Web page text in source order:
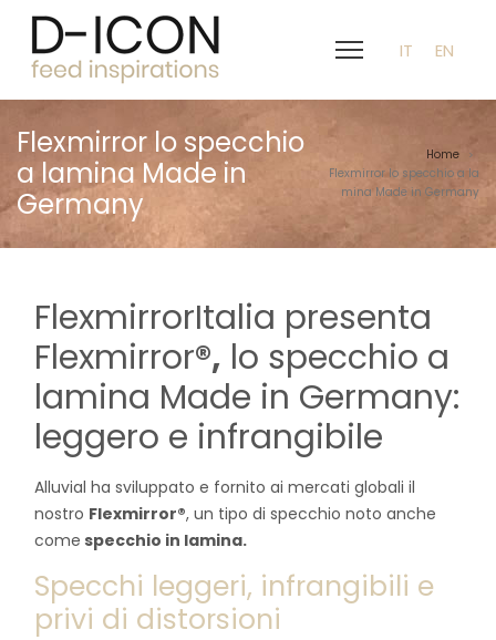
IT EN
Flexmirror lo specchio
a lamina Made in
Germany
Home >
Flexmirror lo specchio a la
mina Made in Germany
FlexmirrorItalia presenta
Flexmirror®, lo specchio a
lamina Made in Germany:
leggero e infrangibile
Alluvial ha sviluppato e fornito ai mercati globali il
nostro Flexmirror®, un tipo di specchio noto anche
come specchio in lamina.
Specchi leggeri, infrangibili e
privi di distorsioni